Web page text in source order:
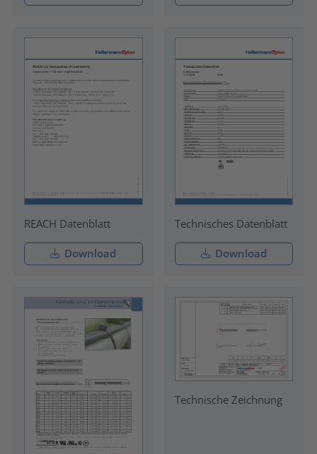
REACH Datenblatt
Download
Technisches Datenblatt
Download
Technische Zeichnung